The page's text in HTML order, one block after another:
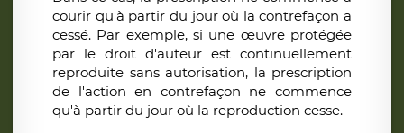
courir qu'à partir du jour où la contrefaçon a
cessé. Par exemple, si une œuvre protégée
par le droit d'auteur est continuellement
reproduite sans autorisation, la prescription
de l'action en contrefaçon ne commence
qu'à partir du jour où la reproduction cesse.